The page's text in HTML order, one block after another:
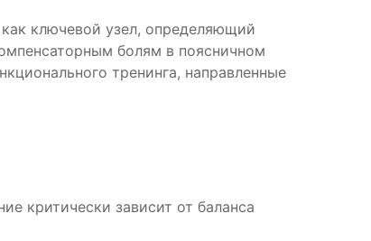
ключевой узел, определяющий
болям в поясничном
тренинга, направленные
критически зависит от баланса